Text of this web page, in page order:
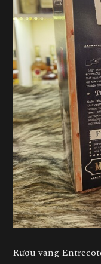
Rượu vang